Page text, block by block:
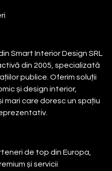
Smart Interior Design SRL
din 2005, specializată
publice. Oferim soluții
și design interior,
mari care doresc un spațiu
de top din Europa,
și servicii